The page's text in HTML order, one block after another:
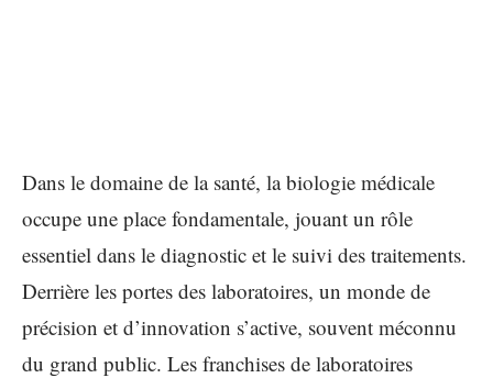
Dans le domaine de la santé, la biologie médicale
occupe une place fondamentale, jouant un rôle
essentiel dans le diagnostic et le suivi des traitements.
Derrière les portes des laboratoires, un monde de
précision et d’innovation s’active, souvent méconnu
du grand public. Les franchises de laboratoires